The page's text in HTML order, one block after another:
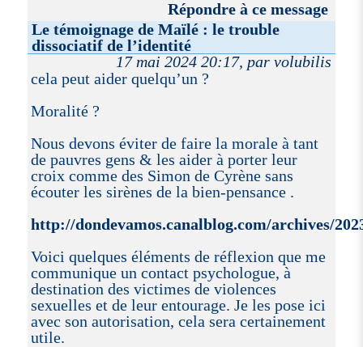
Répondre à ce message
Le témoignage de Maïlé : le trouble
dissociatif de l’identité
17 mai 2024 20:17, par volubilis
cela peut aider quelqu’un ?
Moralité ?
Nous devons éviter de faire la morale à tant
de pauvres gens & les aider à porter leur
croix comme des Simon de Cyrène sans
écouter les sirènes de la bien-pensance .
http://dondevamos.canalblog.com/archives/
Voici quelques éléments de réflexion que me
communique un contact psychologue, à
destination des victimes de violences
sexuelles et de leur entourage. Je les pose ici
avec son autorisation, cela sera certainement
utile.